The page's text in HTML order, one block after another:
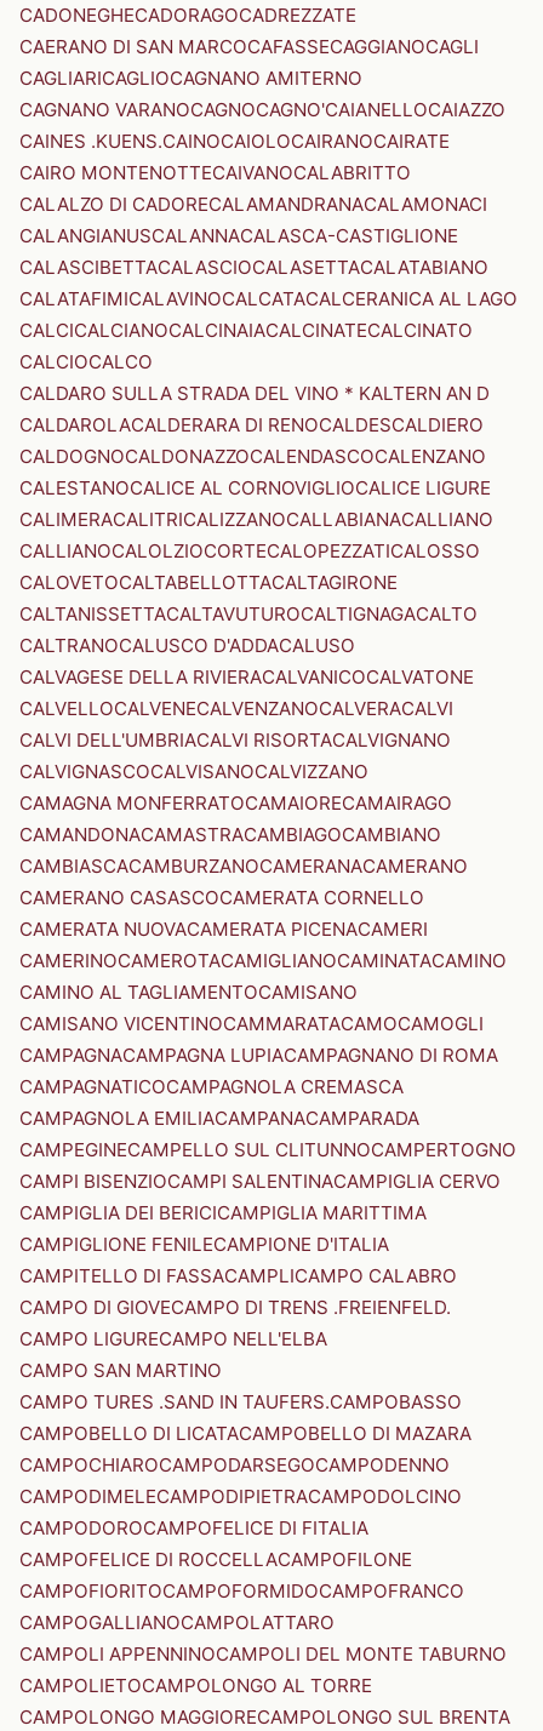
CADONEGHECADORAGOCADREZZATE
CAERANO DI SAN MARCOCAFASSECAGGIANOCAGLI
CAGLIARICAGLIOCAGNANO AMITERNO
CAGNANO VARANOCAGNOCAGNO'CAIANELLOCAIAZZO
CAINES .KUENS.CAINOCAIOLOCAIRANOCAIRATE
CAIRO MONTENOTTECAIVANOCALABRITTO
CALALZO DI CADORECALAMANDRANACALAMONACI
CALANGIANUSCALANNACALASCA-CASTIGLIONE
CALASCIBETTACALASCIOCALASETTACALATABIANO
CALATAFIMICALAVINOCALCATACALCERANICA AL LAGO
CALCICALCIANOCALCINAIACALCINATECALCINATO
CALCIOCALCO
CALDARO SULLA STRADA DEL VINO * KALTERN AN D
CALDAROLACALDERARA DI RENOCALDESCALDIERO
CALDOGNOCALDONAZZOCALENDASCOCALENZANO
CALESTANOCALICE AL CORNOVIGLIOCALICE LIGURE
CALIMERACALITRICALIZZANOCALLABIANACALLIANO
CALLIANOCALOLZIOCORTECALOPEZZATICALOSSO
CALOVETOCALTABELLOTTACALTAGIRONE
CALTANISSETTACALTAVUTUROCALTIGNAGACALTO
CALTRANOCALUSCO D'ADDACALUSO
CALVAGESE DELLA RIVIERACALVANICOCALVATONE
CALVELLOCALVENECALVENZANOCALVERACALVI
CALVI DELL'UMBRIACALVI RISORTACALVIGNANO
CALVIGNASCOCALVISANOCALVIZZANO
CAMAGNA MONFERRATOCAMAIORECAMAIRAGO
CAMANDONACAMASTRACAMBIAGOCAMBIANO
CAMBIASCACAMBURZANOCAMERANACAMERANO
CAMERANO CASASCOCAMERATA CORNELLO
CAMERATA NUOVACAMERATA PICENACAMERI
CAMERINOCAMEROTACAMIGLIANOCAMINATACAMINO
CAMINO AL TAGLIAMENTOCAMISANO
CAMISANO VICENTINOCAMMARATACAMOCAMOGLI
CAMPAGNACAMPAGNA LUPIACAMPAGNANO DI ROMA
CAMPAGNATICOCAMPAGNOLA CREMASCA
CAMPAGNOLA EMILIACAMPANACAMPARADA
CAMPEGINECAMPELLO SUL CLITUNNOCAMPERTOGNO
CAMPI BISENZIOCAMPI SALENTINACAMPIGLIA CERVO
CAMPIGLIA DEI BERICICAMPIGLIA MARITTIMA
CAMPIGLIONE FENILECAMPIONE D'ITALIA
CAMPITELLO DI FASSACAMPLICAMPO CALABRO
CAMPO DI GIOVECAMPO DI TRENS .FREIENFELD.
CAMPO LIGURECAMPO NELL'ELBA
CAMPO SAN MARTINO
CAMPO TURES .SAND IN TAUFERS.CAMPOBASSO
CAMPOBELLO DI LICATACAMPOBELLO DI MAZARA
CAMPOCHIAROCAMPODARSEGOCAMPODENNO
CAMPODIMELECAMPODIPIETRACAMPODOLCINO
CAMPODOROCAMPOFELICE DI FITALIA
CAMPOFELICE DI ROCCELLACAMPOFILONE
CAMPOFIORITOCAMPOFORMIDOCAMPOFRANCO
CAMPOGALLIANOCAMPOLATTARO
CAMPOLI APPENNINOCAMPOLI DEL MONTE TABURNO
CAMPOLIETOCAMPOLONGO AL TORRE
CAMPOLONGO MAGGIORECAMPOLONGO SUL BRENTA